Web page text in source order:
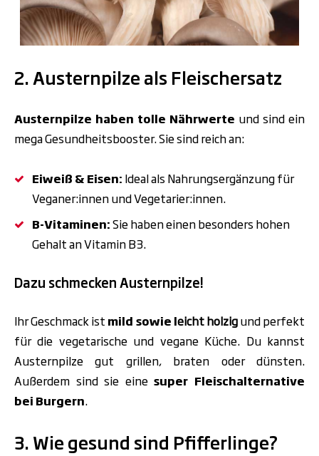
2. Austernpilze als Fleischersatz
Austernpilze haben tolle Nährwerte und sind ein
mega Gesundheitsbooster. Sie sind reich an:
Eiweiß & Eisen: Ideal als Nahrungsergänzung für
Veganer:innen und Vegetarier:innen.
B-Vitaminen:Sie haben einen besonders hohen
Gehalt an Vitamin B3.
Dazu schmecken Austernpilze!
Ihr Geschmack ist mild sowie leicht holzigund perfekt
für die vegetarische und vegane Küche. Du kannst
Austernpilzegut grillen, braten oder dünsten.
Außerdem sind sie eine super Fleischalternative
bei Burgern.
3. Wie gesund sind Pfifferlinge?